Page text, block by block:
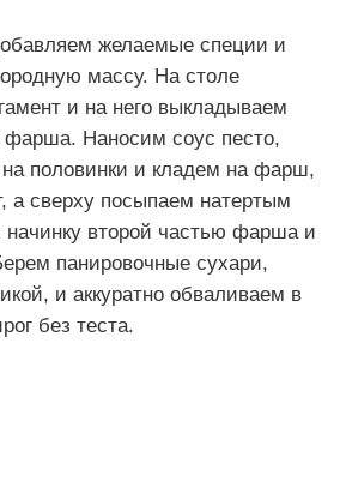
желаемые специи и
массу. На столе
и на него выкладываем
фарша. Наносим соус песто,
половинки и кладем на фарш,
а сверху посыпаем натертым
второй частью фарша и
панировочные сухари,
и аккуратно обваливаем в
без теста.